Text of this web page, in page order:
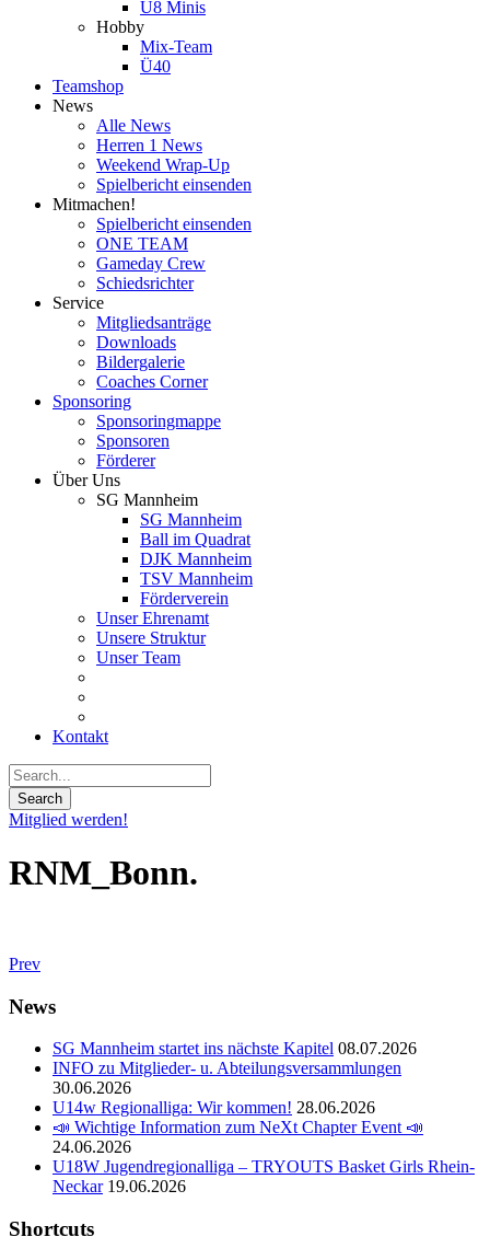
U8 Minis
Hobby
Mix-Team
Ü40
Teamshop
News
Alle News
Herren 1 News
Weekend Wrap-Up
Spielbericht einsenden
Mitmachen!
Spielbericht einsenden
ONE TEAM
Gameday Crew
Schiedsrichter
Service
Mitgliedsanträge
Downloads
Bildergalerie
Coaches Corner
Sponsoring
Sponsoringmappe
Sponsoren
Förderer
Über Uns
SG Mannheim
SG Mannheim
Ball im Quadrat
DJK Mannheim
TSV Mannheim
Förderverein
Unser Ehrenamt
Unsere Struktur
Unser Team
Kontakt
Mitglied werden!
RNM_Bonn.
Prev
News
SG Mannheim startet ins nächste Kapitel 08.07.2026
INFO zu Mitglieder- u. Abteilungsversammlungen
30.06.2026
U14w Regionalliga: Wir kommen! 28.06.2026
📣 Wichtige Information zum NeXt Chapter Event 📣
24.06.2026
U18W Jugendregionalliga – TRYOUTS Basket Girls Rhein-
Neckar 19.06.2026
Shortcuts